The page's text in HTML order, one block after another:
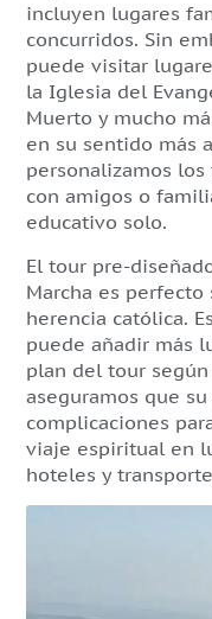
incluyen lugares
concurridos. Sin
puede visitar
la Iglesia del
Muerto y mucho
en su sentido más
personalizamos
con amigos o
educativo solo.
El tour pre-
Marcha es
herencia católica.
puede añadir más
plan del tour
aseguramos que
complicaciones
viaje espiritual en
hoteles y